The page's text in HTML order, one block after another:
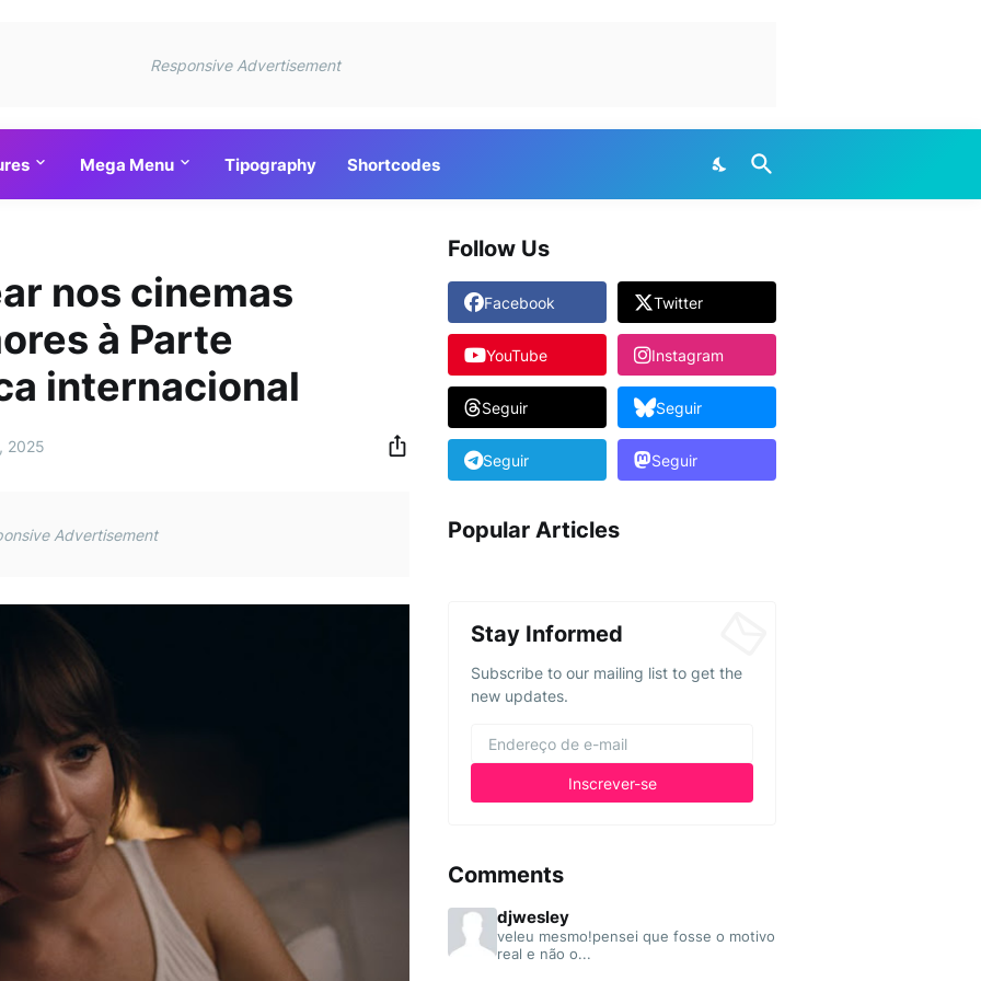
Responsive Advertisement
Mega Menu Tipography Shortcodes
nos cinemas
à Parte
internacional
2025
Advertisement
Follow Us
Facebook Twitter
YouTube Instagram
Seguir Seguir
Seguir Seguir
Popular Articles
Stay Informed
Subscribe to our mailing list to get the
new updates.
Comments
djwesley
veleu mesmo!pensei que fosse o motivo
real e não o...